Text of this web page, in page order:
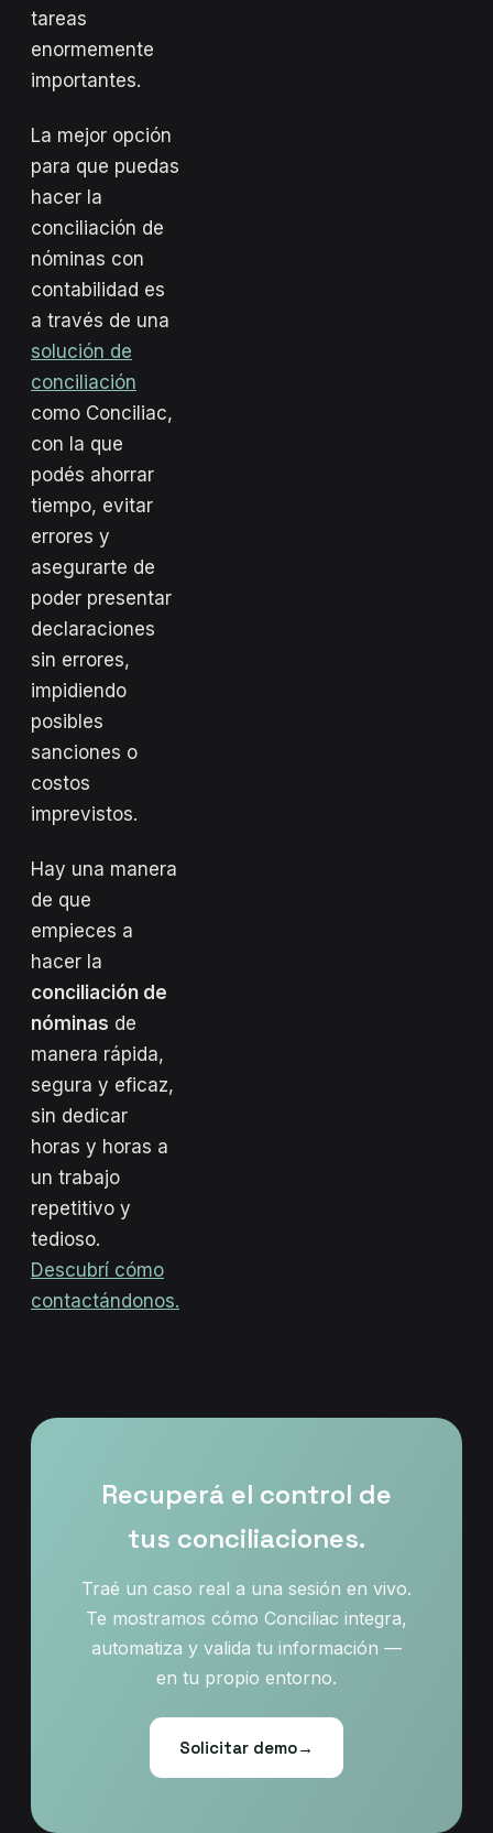
tareas
enormemente
importantes.
La mejor opción
para que puedas
hacer la
conciliación de
nóminas con
contabilidad es
a través de una
solución de
conciliación
como Conciliac,
con la que
podés ahorrar
tiempo, evitar
errores y
asegurarte de
poder presentar
declaraciones
sin errores,
impidiendo
posibles
sanciones o
costos
imprevistos.
Hay una manera
de que
empieces a
hacer la
conciliación de
nóminas de
manera rápida,
segura y eficaz,
sin dedicar
horas y horas a
un trabajo
repetitivo y
tedioso.
Descubrí cómo
contactándonos.
Recuperá el control de
tus conciliaciones.
Traé un caso real a una sesión en vivo.
Te mostramos cómo Conciliac integra,
automatiza y valida tu información —
en tu propio entorno.
Solicitar demo→